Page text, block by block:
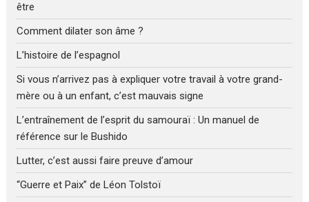
être
Comment dilater son âme ?
L’histoire de l’espagnol
Si vous n’arrivez pas à expliquer votre travail à votre grand-
mère ou à un enfant, c’est mauvais signe
L’entraînement de l’esprit du samouraï : Un manuel de
référence sur le Bushido
Lutter, c’est aussi faire preuve d’amour
“Guerre et Paix” de Léon Tolstoï